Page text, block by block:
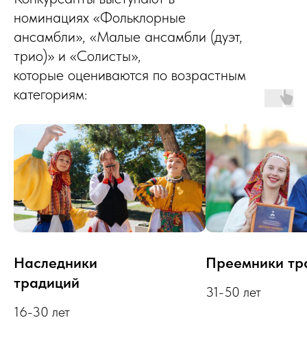
номинациях «Фольклорные
ансамбли», «Малые ансамбли (дуэт,
трио)» и «Солисты»,
которые оцениваются по возрастным
категориям:
Наследники
традиций
16-30 лет
Преемники
31-50 лет